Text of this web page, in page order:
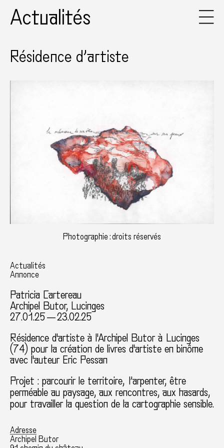
Actualités
Résidence d’artiste
Photographie : droits réservés
Actualités
Annonce
Patricia Cartereau
Archipel Butor, Lucinges
27.01.25 — 23.02.25
Résidence d'artiste à l'Archipel Butor à Lucinges
(74) pour la création de livres d'artiste en binôme
avec l'auteur Eric Pessan
Projet : parcourir le territoire, l’arpenter, être
perméable au paysage, aux rencontres, aux hasards,
pour travailler la question de la cartographie sensible.
Adresse
Archipel Butor